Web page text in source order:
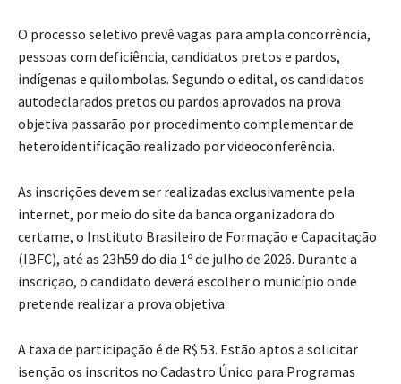
O processo seletivo prevê vagas para ampla concorrência,
pessoas com deficiência, candidatos pretos e pardos,
indígenas e quilombolas. Segundo o edital, os candidatos
autodeclarados pretos ou pardos aprovados na prova
objetiva passarão por procedimento complementar de
heteroidentificação realizado por videoconferência.
As inscrições devem ser realizadas exclusivamente pela
internet, por meio do site da banca organizadora do
certame, o Instituto Brasileiro de Formação e Capacitação
(IBFC), até as 23h59 do dia 1º de julho de 2026. Durante a
inscrição, o candidato deverá escolher o município onde
pretende realizar a prova objetiva.
A taxa de participação é de R$ 53. Estão aptos a solicitar
isenção os inscritos no Cadastro Único para Programas